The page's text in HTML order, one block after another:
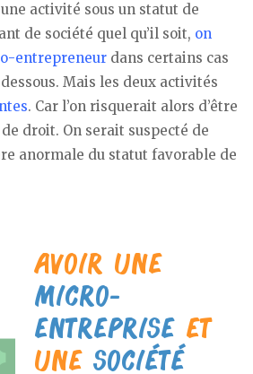
activité sous un statut de
de société quel qu’il soit, on
entrepreneur dans certains cas
Mais les deux activités
. Car l’on risquerait alors d’être
droit. On serait suspecté de
anormale du statut favorable de